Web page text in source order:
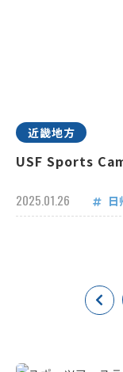
近畿地方
USF Sports
2025.01.26 日